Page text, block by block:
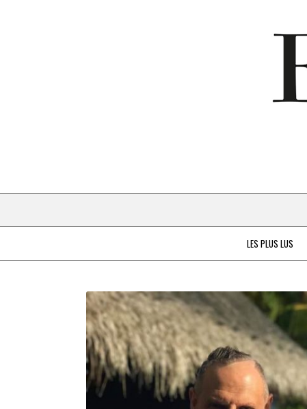
LES PLUS LUS